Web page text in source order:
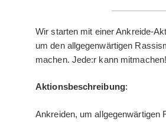
Wir starten mit einer Ankreide-
um den allgegenwärtigen
machen. Jede:r kann mitmachen!
Aktionsbeschreibung:
Ankreiden, um allgegenwärtigen